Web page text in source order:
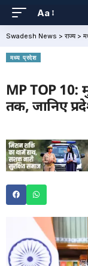
Aa
Swadesh News > राज्य>
मध्य प्रदेश
MP TOP 10:
तक, जानिए